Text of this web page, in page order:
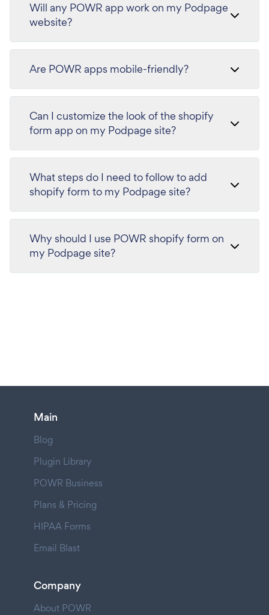
Will any POWR app work on my Podpage
website?
Are POWR apps mobile-friendly?
Can I customize the look of the shopify
form app on my Podpage site?
What steps do I need to follow to add
shopify form to my Podpage site?
Why should I use POWR shopify form on
my Podpage site?
Main
Blog
Plugin Library
POWR Business
Plans & Pricing
HIPAA Forms
Email Blast
Company
About POWR